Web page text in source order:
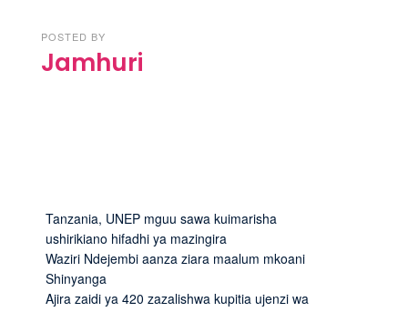
POSTED BY
Jamhuri
Tanzania, UNEP mguu sawa kuimarisha
ushirikiano hifadhi ya mazingira
Waziri Ndejembi aanza ziara maalum mkoani
Shinyanga
Ajira zaidi ya 420 zazalishwa kupitia ujenzi wa